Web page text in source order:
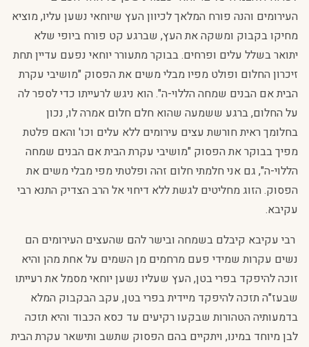
העירומים והנה פורח המלאך לכיוון העץ שיוחאי נשען עליו, מוציא
מחיקו בקבוק ומשקה את העץ, שברגע קט פורח ביופי שלא
יתואר בשלל עלים ופרחים. בבוקר מתעורר יוחאי נפעם עדיין תחת
זיכרון החלום ופולט מפיו מבלי משים את הפסוק "מושיבי עקרת
הבית אם הבנים שמחה הללוי-ה". הוא ניגש לרעייתו כדי לספר לה
על החלום, ברגע ששמעה שהוא חלם חלום אמרה לו, נכון
בחלומך ראית חורשת עצים עירומים ללא עלים וכו' והאם פלטת
מפיך בבוקר את הפסוק "מושיבי עקרת הבית אם הבנים שמחה
הללוי-ה", גם אני חלמתי חלום זהה ופלטתי מפי מבלי משים את
הפסוק. הזוג מחליטים לגשת ללא דיחוי אל הרב הצדיק התנא רבי
עקיבא.
רבי עקיבא קיבלם בשמחה ובישר להם שהעצים העירומים הם
נשים עקרות שמידי פעם מרחמים מן השמים על אחת מהן והיא
זוכה להיפקד בפרי בטן, העץ שעליו נשען יוחאי מסמל את רעייתו
שבעז"ה תזכה להיפקד מיידית בפרי בטן, עקב הבקבוק המלא
בדמעותיה הטהורות שבקעו רקיעים עד כסא הכבוד והיא תזכה
לבן מיוחד במינו, ויתקיים בהם הפסוק שתשב ותישאר עקרת הבית